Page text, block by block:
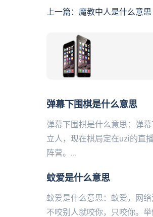
上一篇： 魔教中人是什么意思
弹幕下围棋是什么意思
弹幕下围棋是什么意思：弹
立人，现在棋局定在uzi的直
阵营。...
蚊爱是什么意思
蚊爱是什么意思：蚊爱，网
不咬别人就咬你，只咬你。